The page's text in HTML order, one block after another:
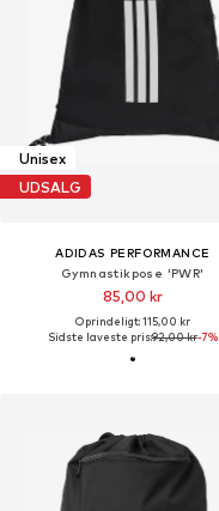
Unisex
UDSALG
ADIDAS PERFORMANCE
Gymnastikpose 'PWR'
85,00 kr
Oprindeligt: 115,00 kr
Sidste laveste pris:92,00 kr-7%